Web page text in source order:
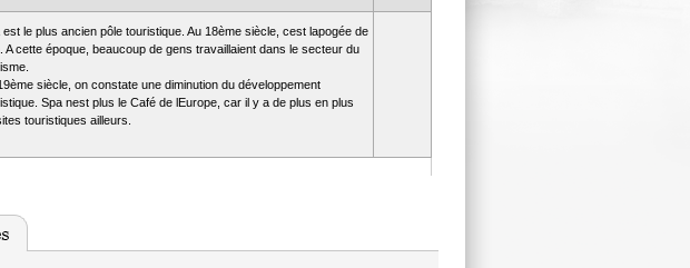
est le plus ancien pôle touristique. Au 18ème siècle, cest lapogée de
A cette époque, beaucoup de gens travaillaient dans le secteur du
siècle, on constate une diminution du développement
Spa nest plus le Café de lEurope, car il y a de plus en plus
touristiques ailleurs.